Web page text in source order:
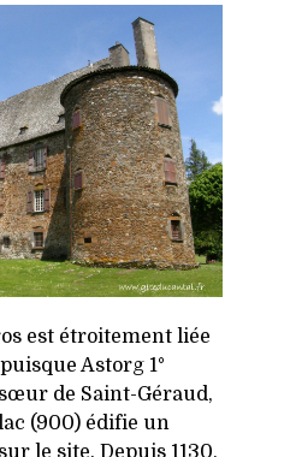
est étroitement liée
Astorg 1°
de Saint-Géraud,
(900) édifie un
le site. Depuis 1130,